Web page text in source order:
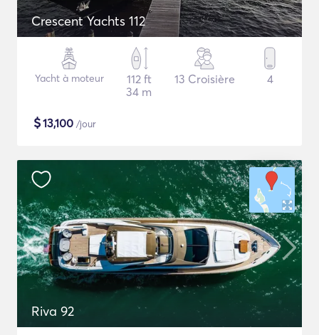
Crescent Yachts 112
Yacht à moteur
112 ft
34 m
13 Croisière 4
$13,100 /jour
Riva 92